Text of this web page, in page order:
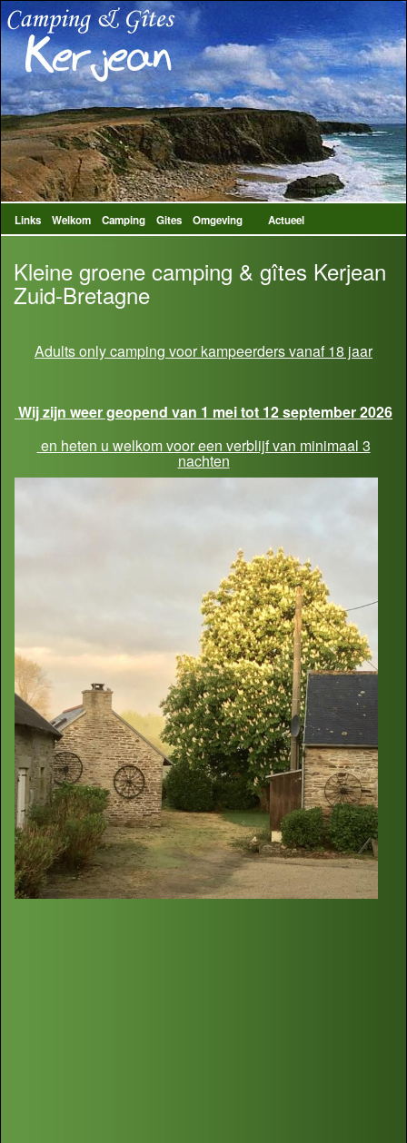
Links Welkom Camping Gites Omgeving Actueel
Kleine groene camping & gîtes Kerjean
Zuid-Bretagne
Adults only camping voor kampeerders vanaf 18 jaar
Wij zijn weer geopend van 1 mei tot 12 september 2026
en heten u welkom voor een verblijf van minimaal 3
nachten